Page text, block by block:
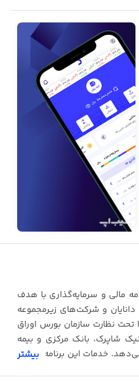
مالی و سرمایه‌گذاری با هدف
دانایان و شرکت‌‌های زیرمجموعه
نظارت سازمان بورس اوراق
شاپرک، بانک مرکزی و بیمه
خدمات این برنامه به قرار
بیشتر